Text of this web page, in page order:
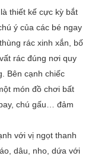
thiết kế cực kỳ bắt
ý của các bé ngay
rác xinh xắn, bố
rác đúng nơi quy
Bên cạnh chiếc
món đồ chơi bất
chú gấu… đảm
với vị ngọt thanh
dâu, nho, dứa với
công khai. Các